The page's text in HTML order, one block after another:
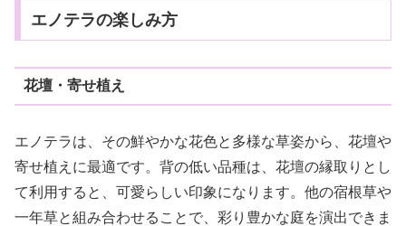
エノテラの楽しみ方
花壇・寄せ植え
エノテラは、その鮮やかな花色と多様な草姿から、花壇や
寄せ植えに最適です。背の低い品種は、花壇の縁取りとし
て利用すると、可愛らしい印象になります。他の宿根草や
一年草と組み合わせることで、彩り豊かな庭を演出できま